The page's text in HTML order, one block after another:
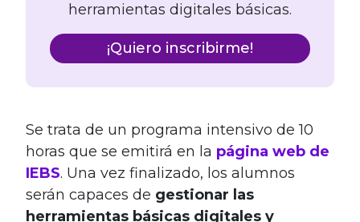
herramientas digitales básicas.
¡Quiero inscribirme!
Se trata de un programa intensivo de 10
horas que se emitirá en la página web de
IEBS. Una vez finalizado, los alumnos
serán capaces de gestionar las
herramientas básicas digitales y